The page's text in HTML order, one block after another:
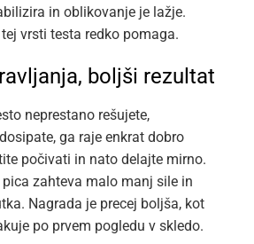
in oblikovanje je lažje.
vrsti testa redko pomaga.
boljši rezultat
neprestano rešujete,
ga raje enkrat dobro
počivati in nato delajte mirno.
zahteva malo manj sile in
Nagrada je precej boljša, kot
po prvem pogledu v skledo.